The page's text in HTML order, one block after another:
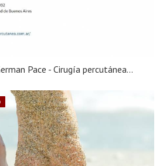
Pace - Cirugía percutánea...